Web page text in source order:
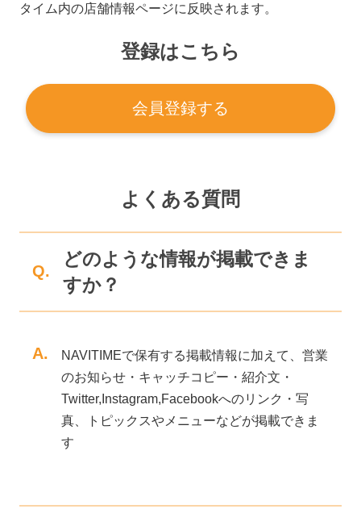
タイム内の店舗情報ページに反映されます。
登録はこちら
会員登録する
よくある質問
Q.
どのような情報が掲載できま
すか？
A.
NAVITIMEで保有する掲載情報に加えて、営業
のお知らせ・キャッチコピー・紹介文・
Twitter,Instagram,Facebookへのリンク・写
真、トピックスやメニューなどが掲載できま
す